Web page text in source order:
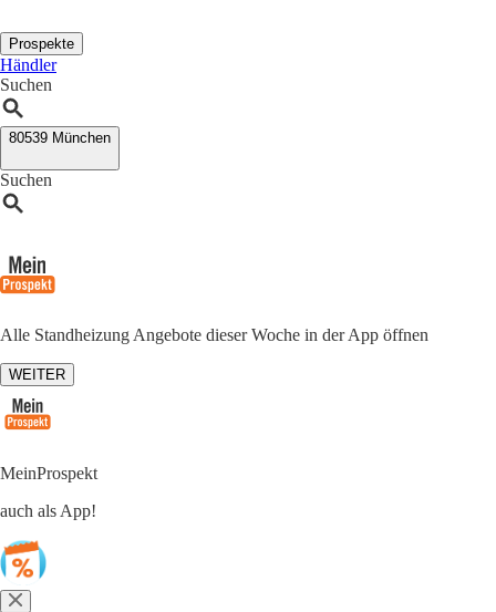
Prospekte
Händler
Suchen
80539 München
Suchen
Alle Standheizung Angebote dieser Woche in der App öffnen
WEITER
MeinProspekt
auch als App!